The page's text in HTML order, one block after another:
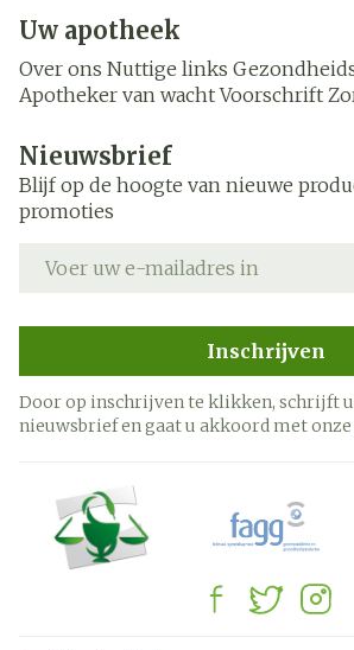
Uw apotheek
Over ons Nuttige links
Apotheker van wacht Voorschrift
Nieuwsbrief
Blijf op de hoogte van nieuwe
promoties
Inschrijven
Door op inschrijven te klikken, schrijft
nieuwsbrief en gaat u akkoord met onze